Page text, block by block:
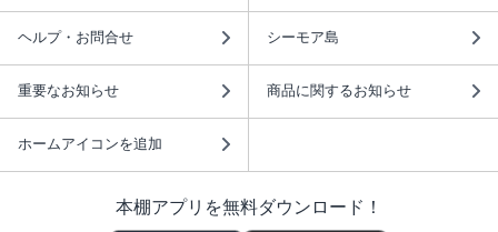
ヘルプ・お問合せ シーモア島
重要なお知らせ 商品に関するお知らせ
ホームアイコンを追加
本棚アプリを無料ダウンロード！